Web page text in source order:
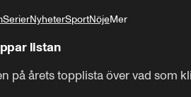
SerierNyheterSportNöjeMer
listan
på årets topplista över vad som